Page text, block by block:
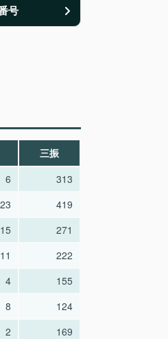
号
三振
6
313
23
419
15
271
11
222
4
155
8
124
2
169